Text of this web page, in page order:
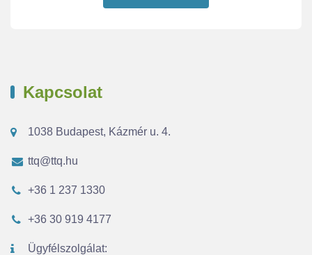
Kapcsolat
1038 Budapest, Kázmér u. 4.
ttq@ttq.hu
+36 1 237 1330
+36 30 919 4177
Ügyfélszolgálat: